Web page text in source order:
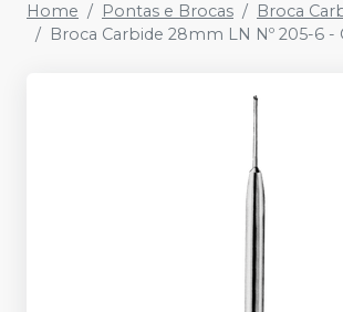
Home Pontas e Brocas
Broca
Broca Carbide 28mm LN Nº 205-6 -